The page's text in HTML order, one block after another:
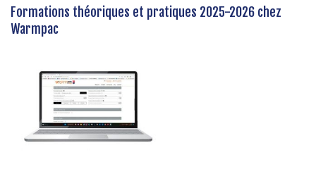
Formations théoriques et pratiques 2025-2026 chez
Warmpac